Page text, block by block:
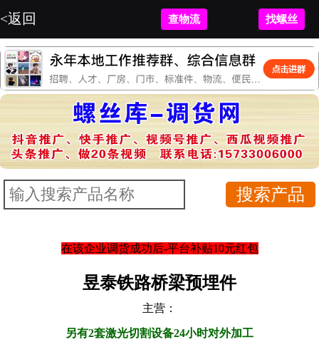
<返回 查物流 找螺丝
在该企业调货成功后-平台补贴10元红包
昱泰铁路桥梁预埋件
主营：
另有2套激光切割设备24小时对外加工